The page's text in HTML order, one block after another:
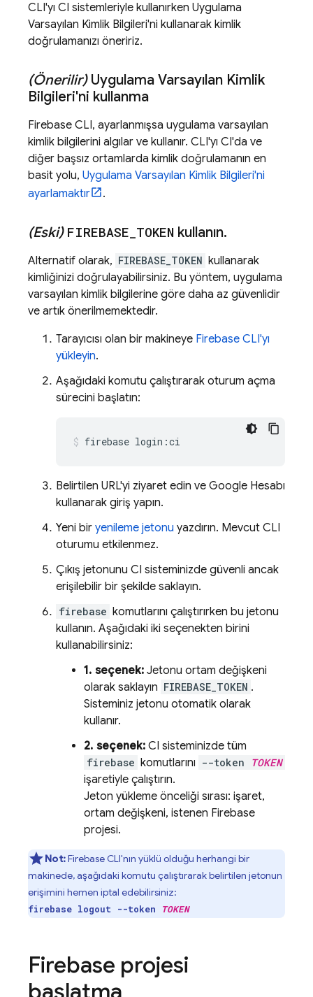
CLI'yı CI sistemleriyle kullanırken Uygulama
Varsayılan Kimlik Bilgileri'ni kullanarak kimlik
doğrulamanızı öneririz.
(Önerilir)Uygulama Varsayılan Kimlik
Bilgileri'ni kullanma
Firebase CLI, ayarlanmışsa uygulama varsayılan
kimlik bilgilerini algılar ve kullanır. CLI'yı CI'da ve
diğer başsız ortamlarda kimlik doğrulamanın en
basit yolu, Uygulama Varsayılan Kimlik Bilgileri'ni
ayarlamaktır
.
(Eski) FIREBASE TOKEN kullanın.
Alternatif olarak, FIREBASE_TOKEN kullanarak
kimliğinizi doğrulayabilirsiniz. Bu yöntem, uygulama
varsayılan kimlik bilgilerine göre daha az güvenlidir
ve artık önerilmemektedir.
Tarayıcısı olan bir makineye Firebase CLI'yı
yükleyin.
Aşağıdaki komutu çalıştırarak oturum açma
sürecini başlatın:
firebase login:ci
Belirtilen URL'yi ziyaret edin ve Google Hesabı
kullanarak giriş yapın.
Yeni bir yenileme jetonu yazdırın. Mevcut CLI
oturumu etkilenmez.
Çıkış jetonunu CI sisteminizde güvenli ancak
erişilebilir bir şekilde saklayın.
firebase komutlarını çalıştırırken bu jetonu
kullanın. Aşağıdaki iki seçenekten birini
kullanabilirsiniz:
1. seçenek:Jetonu ortam değişkeni
olarak saklayın FIREBASE_TOKEN .
Sisteminiz jetonu otomatik olarak
kullanır.
2. seçenek:CI sisteminizde tüm
firebase komutlarını --token TOKEN
işaretiyle çalıştırın.
Jeton yükleme önceliği sırası: işaret,
ortam değişkeni, istenen Firebase
projesi.
Not:Firebase CLI'nın yüklü olduğu herhangi bir
makinede, aşağıdaki komutu çalıştırarak belirtilen jetonun
erişimini hemen iptal edebilirsiniz:
firebase logout --token TOKEN
Firebase projesi
başlatma